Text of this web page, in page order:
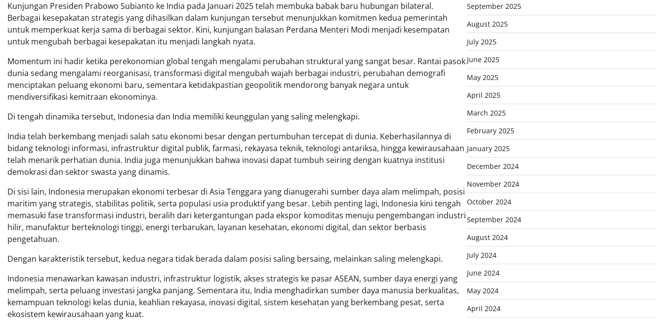
Kunjungan Presiden Prabowo Subianto ke India pada Januari 2025 telah membuka babak baru hubungan bilateral.
Berbagai kesepakatan strategis yang dihasilkan dalam kunjungan tersebut menunjukkan komitmen kedua pemerintah
untuk memperkuat kerja sama di berbagai sektor. Kini, kunjungan balasan Perdana Menteri Modi menjadi kesempatan
untuk mengubah berbagai kesepakatan itu menjadi langkah nyata.
Momentum ini hadir ketika perekonomian global tengah mengalami perubahan struktural yang sangat besar. Rantai pasok
dunia sedang mengalami reorganisasi, transformasi digital mengubah wajah berbagai industri, perubahan demografi
menciptakan peluang ekonomi baru, sementara ketidakpastian geopolitik mendorong banyak negara untuk
mendiversifikasi kemitraan ekonominya.
Di tengah dinamika tersebut, Indonesia dan India memiliki keunggulan yang saling melengkapi.
India telah berkembang menjadi salah satu ekonomi besar dengan pertumbuhan tercepat di dunia. Keberhasilannya di
bidang teknologi informasi, infrastruktur digital publik, farmasi, rekayasa teknik, teknologi antariksa, hingga kewirausahaan
telah menarik perhatian dunia. India juga menunjukkan bahwa inovasi dapat tumbuh seiring dengan kuatnya institusi
demokrasi dan sektor swasta yang dinamis.
Di sisi lain, Indonesia merupakan ekonomi terbesar di Asia Tenggara yang dianugerahi sumber daya alam melimpah, posisi
maritim yang strategis, stabilitas politik, serta populasi usia produktif yang besar. Lebih penting lagi, Indonesia kini tengah
memasuki fase transformasi industri, beralih dari ketergantungan pada ekspor komoditas menuju pengembangan industri
hilir, manufaktur berteknologi tinggi, energi terbarukan, layanan kesehatan, ekonomi digital, dan sektor berbasis
pengetahuan.
Dengan karakteristik tersebut, kedua negara tidak berada dalam posisi saling bersaing, melainkan saling melengkapi.
Indonesia menawarkan kawasan industri, infrastruktur logistik, akses strategis ke pasar ASEAN, sumber daya energi yang
melimpah, serta peluang investasi jangka panjang. Sementara itu, India menghadirkan sumber daya manusia berkualitas,
kemampuan teknologi kelas dunia, keahlian rekayasa, inovasi digital, sistem kesehatan yang berkembang pesat, serta
ekosistem kewirausahaan yang kuat.
September 2025
August 2025
July 2025
June 2025
May 2025
April 2025
March 2025
February 2025
January 2025
December 2024
November 2024
October 2024
September 2024
August 2024
July 2024
June 2024
May 2024
April 2024